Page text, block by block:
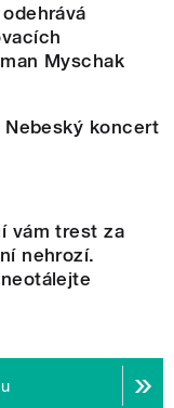
Myschak
Nebeský koncert
vám trest za
nehrozí.